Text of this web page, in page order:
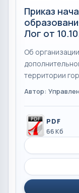
Приказ
Лог от
Об
территории
Автор:
PDF
66 Кб